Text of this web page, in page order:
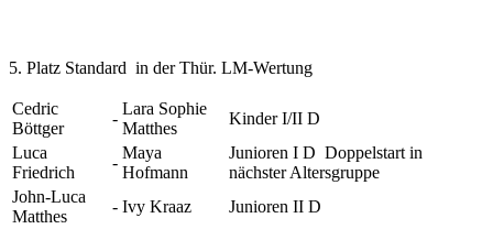
5. Platz Standard in der Thür. LM-Wertung
Cedric
Böttger
-
Lara Sophie
Matthes
Kinder I/II D
Luca
Friedrich
-
Maya
Hofmann
Junioren I D Doppelstart in
nächster Altersgruppe
John-Luca
Matthes
- Ivy Kraaz
Junioren II D